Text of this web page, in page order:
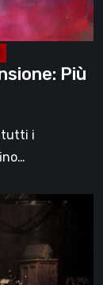
Più
tutti i